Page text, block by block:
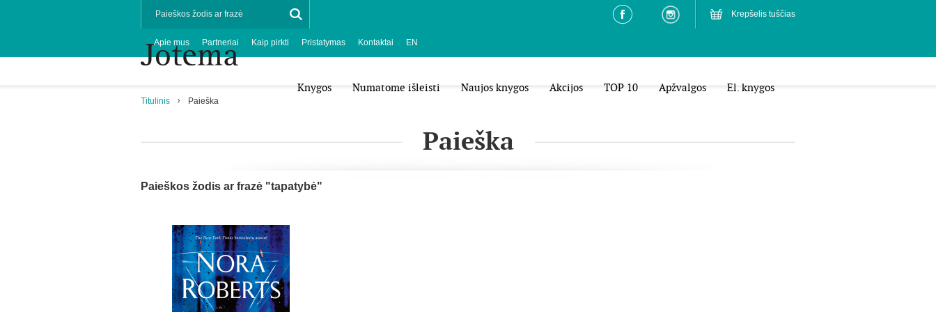
Krepšelis tuščias
Apie mus Partneriai Kaip pirkti Pristatymas Kontaktai EN
Knygos Numatome išleisti Naujos knygos Akcijos TOP 10 Apžvalgos El. knygos
Titulinis Paieška
Paieška
Paieškos žodis ar frazė "tapatybė"